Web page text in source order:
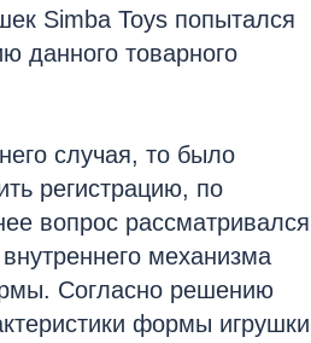
Simba Toys попытался
данного товарного
случая, то было
регистрацию, по
вопрос рассматривался
механизма
Согласно решению
формы игрушки